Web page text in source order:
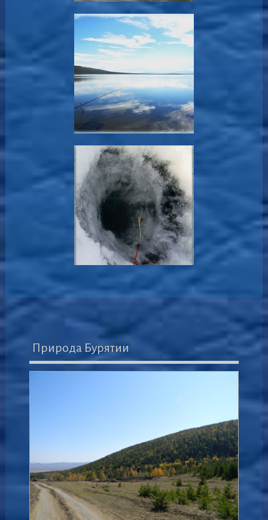
Природа Бурятии